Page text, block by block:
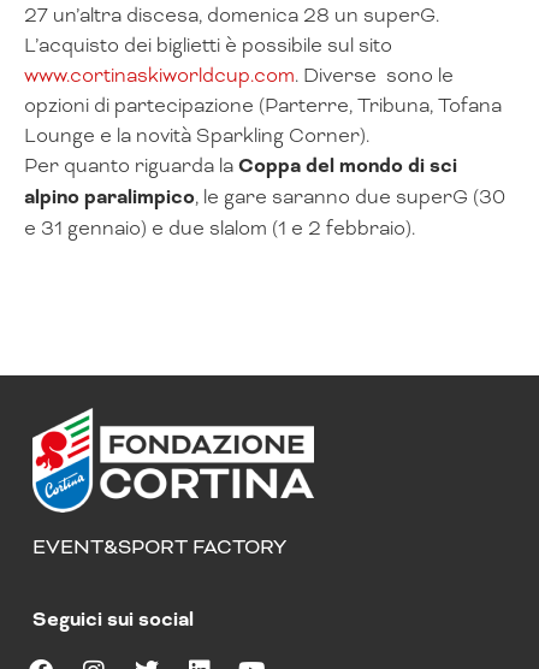
27 un’altra discesa, domenica 28 un superG.
L’acquisto dei biglietti è possibile sul sito
www.cortinaskiworldcup.com. Diverse sono le
opzioni di partecipazione (Parterre, Tribuna, Tofana
Lounge e la novità Sparkling Corner).
Per quanto riguarda laCoppa del mondo di sci
alpino paralimpico, le gare saranno due superG (30
e 31 gennaio) e due slalom (1 e 2 febbraio).
EVENT&SPORT FACTORY
Seguici sui social